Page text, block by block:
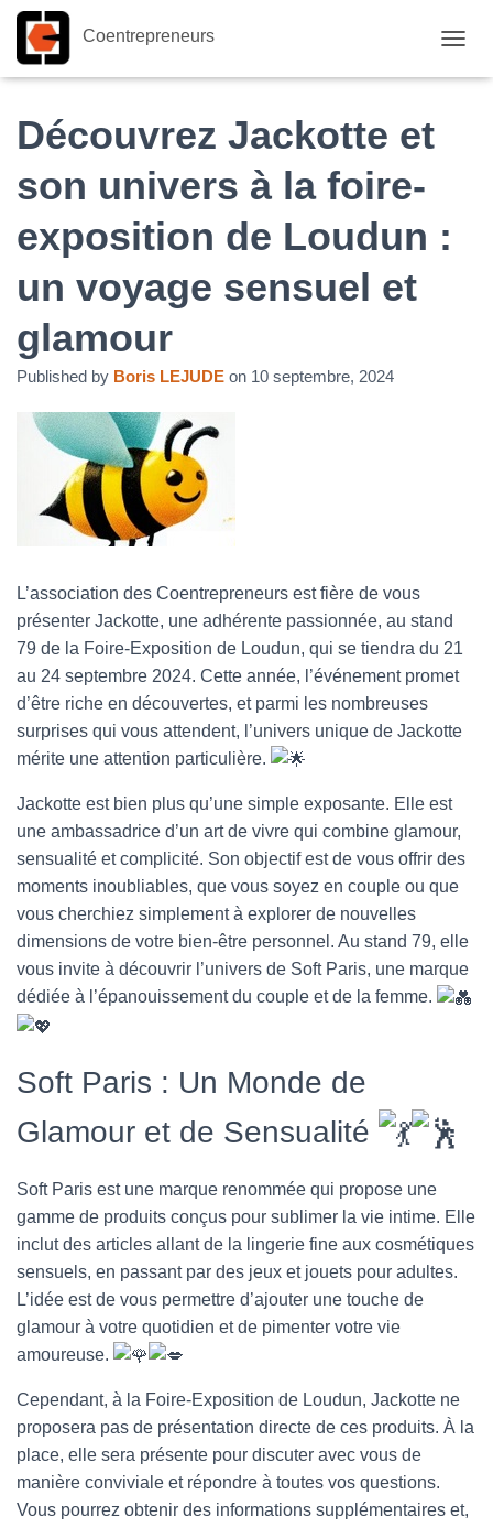
Coentrepreneurs
U
Découvrez Jackotte et
son univers à la foire-
exposition de Loudun :
un voyage sensuel et
glamour
Published by Boris LEJUDE on 10 septembre, 2024
L’association des Coentrepreneurs est fière de vous
présenter Jackotte, une adhérente passionnée, au stand
79 de la Foire-Exposition de Loudun, qui se tiendra du 21
au 24 septembre 2024. Cette année, l’événement promet
d’être riche en découvertes, et parmi les nombreuses
surprises qui vous attendent, l’univers unique de Jackotte
mérite une attention particulière.
Jackotte est bien plus qu’une simple exposante. Elle est
une ambassadrice d’un art de vivre qui combine glamour,
sensualité et complicité. Son objectif est de vous offrir des
moments inoubliables, que vous soyez en couple ou que
vous cherchiez simplement à explorer de nouvelles
dimensions de votre bien-être personnel. Au stand 79, elle
vous invite à découvrir l’univers de Soft Paris, une marque
dédiée à l’épanouissement du couple et de la femme.
Soft Paris : Un Monde de
Glamour et de Sensualité
Soft Paris est une marque renommée qui propose une
gamme de produits conçus pour sublimer la vie intime. Elle
inclut des articles allant de la lingerie fine aux cosmétiques
sensuels, en passant par des jeux et jouets pour adultes.
L’idée est de vous permettre d’ajouter une touche de
glamour à votre quotidien et de pimenter votre vie
amoureuse.
Cependant, à la Foire-Exposition de Loudun, Jackotte ne
proposera pas de présentation directe de ces produits. À la
place, elle sera présente pour discuter avec vous de
manière conviviale et répondre à toutes vos questions.
Vous pourrez obtenir des informations supplémentaires et,